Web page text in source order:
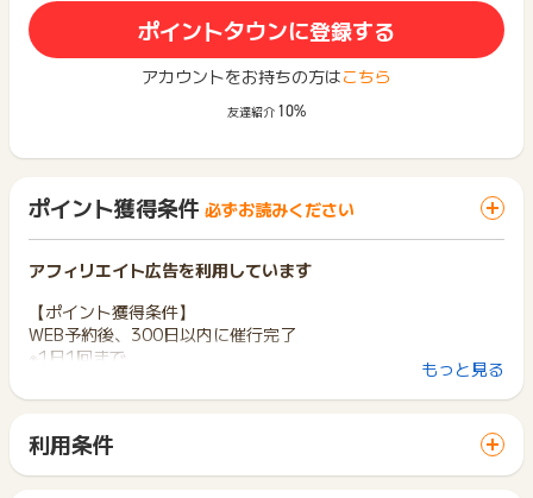
ポイントタウンに登録する
アカウントをお持ちの方はこちら
友達紹介 10%
ポイント獲得条件 必ずお読みください
アフィリエイト広告を利用しています
【ポイント獲得条件】
WEB予約後、300日以内に催行完了
※1日1回まで
※対象商品のご予約をされた方
s://travel.buyma.com/service/hotels/）配下の商品は対象
外
もっと見る
利用条件